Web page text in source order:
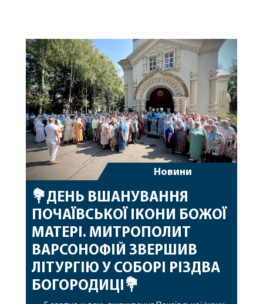
Новини
💐ДЕНЬ ВШАНУВАННЯ
ПОЧАЇВСЬКОЇ ІКОНИ БОЖОЇ
МАТЕРІ. МИТРОПОЛИТ
ВАРСОНОФІЙ ЗВЕРШИВ
ЛІТУРГІЮ У СОБОРІ РІЗДВА
БОГОРОДИЦІ💐